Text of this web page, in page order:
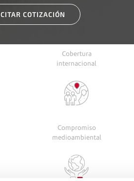
COTIZACIÓN
Cobertura
internacional
Compromiso
medioambiental